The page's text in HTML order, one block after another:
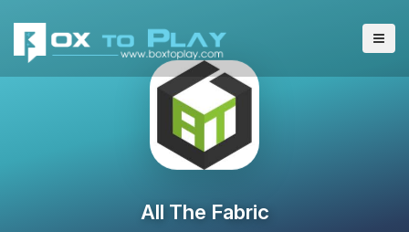
All The Fabric